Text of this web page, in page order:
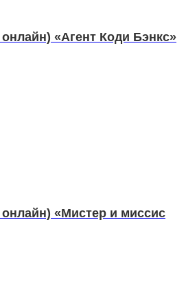
«Агент Коди Бэнкс»
«Мистер и миссис